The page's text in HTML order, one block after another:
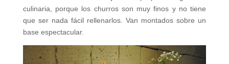
culinaria, porque los churros son muy finos y no tiene
que ser nada fácil rellenarlos. Van montados sobre un
base espectacular.